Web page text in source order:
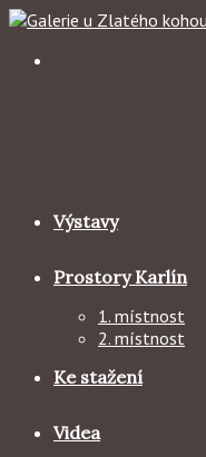
Skip
content
Výstavy
Prostory Karlín
1. místnost
2. místnost
Ke stažení
Videa